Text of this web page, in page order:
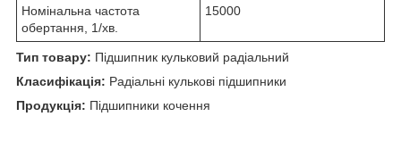
Номінальна частота
обертання, 1/хв.
15000
Тип товару: Підшипник кульковий радіальний
Класифікація: Радіальні кулькові підшипники
Продукція: Підшипники кочення